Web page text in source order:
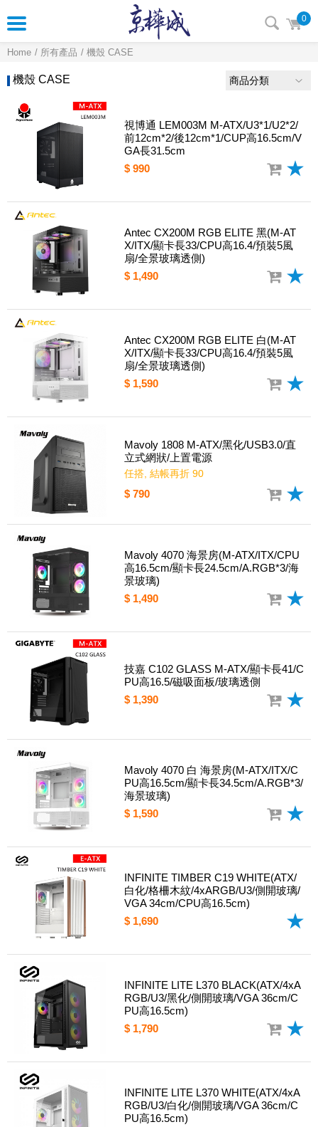
0
Home 所有產品 機殼 CASE
機殼 CASE 商品分類
視博通 LEM003M M-ATX/U3*1/U2*2/
前12cm*2/後12cm*1/CUP高16.5cm/V
GA長31.5cm
$ 990
Antec CX200M RGB ELITE 黑(M-AT
X/ITX/顯卡長33/CPU高16.4/預裝5風
扇/全景玻璃透側)
$ 1,490
Antec CX200M RGB ELITE 白(M-AT
X/ITX/顯卡長33/CPU高16.4/預裝5風
扇/全景玻璃透側)
$ 1,590
Mavoly 1808 M-ATX/黑化/USB3.0/直
立式網狀/上置電源
任搭, 結帳再折 90
$ 790
Mavoly 4070 海景房(M-ATX/ITX/CPU
高16.5cm/顯卡長24.5cm/A.RGB*3/海
景玻璃)
$ 1,490
技嘉 C102 GLASS M-ATX/顯卡長41/C
PU高16.5/磁吸面板/玻璃透側
$ 1,390
Mavoly 4070 白 海景房(M-ATX/ITX/C
PU高16.5cm/顯卡長34.5cm/A.RGB*3/
海景玻璃)
$ 1,590
INFINITE TIMBER C19 WHITE(ATX/
白化/格柵木紋/4xARGB/U3/側開玻璃/
VGA 34cm/CPU高16.5cm)
$ 1,690
INFINITE LITE L370 BLACK(ATX/4xA
RGB/U3/黑化/側開玻璃/VGA 36cm/C
PU高16.5cm)
$ 1,790
INFINITE LITE L370 WHITE(ATX/4xA
RGB/U3/白化/側開玻璃/VGA 36cm/C
PU高16.5cm)